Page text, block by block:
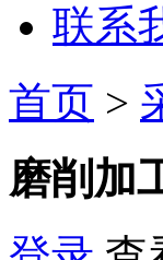
联系
首页 >
磨削加